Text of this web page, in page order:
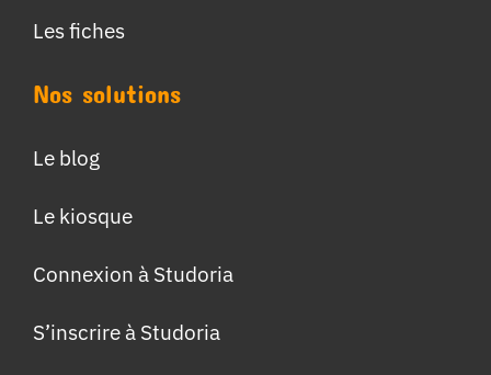
Les fiches
Nos solutions
Le blog
Le kiosque
Connexion à Studoria
S’inscrire à Studoria